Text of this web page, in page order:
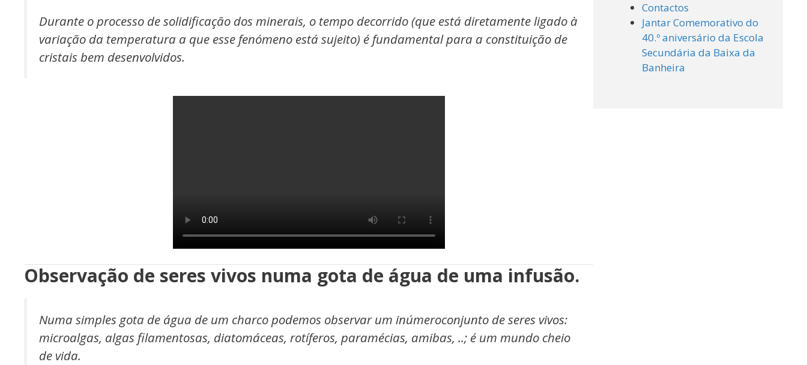
Durante o processo de solidificação dos minerais, o tempo decorrido (que está diretamente ligado à
variação da temperatura a que esse fenómeno está sujeito) é fundamental para a constituição de
cristais bem desenvolvidos.
Observação de seres vivos numa gota de água de uma infusão.
Numa simples gota de água de um charco podemos observar um inúmeroconjunto de seres vivos:
microalgas, algas filamentosas, diatomáceas, rotíferos, paramécias, amibas, ..; é um mundo cheio
de vida.
Contactos
Jantar Comemorativo do
40.º aniversário da Escola
Secundária da Baixa da
Banheira